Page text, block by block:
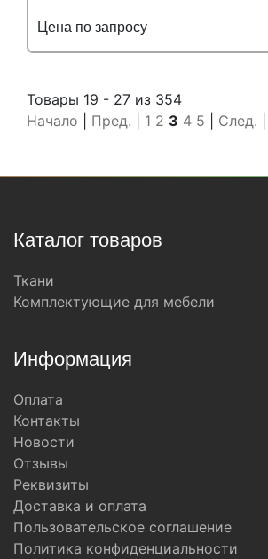
Цена по запросу
Товары 19 - 27 из 354
Начало
Пред. 1 2 3 4 5 След.
Каталог товаров
Ткани
Комплектующие для мебели
Информация
Оплата
Контакты
Новости
Отзывы
Реквизиты
Доставка и оплата
Пользовательское соглашение
Политика конфиденциальности